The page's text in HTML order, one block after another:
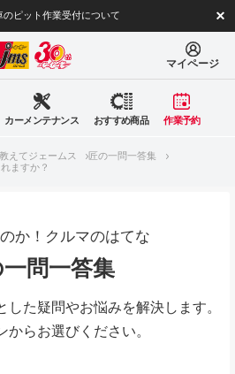
のピット作業受付について
マイページ
カーメンテナンス おすすめ商品 作業予約
えてジェームス
匠の一問一答集
ますか？
か！クルマのはてな
一問一答集
した疑問やお悩みを解決します。
からお選びください。